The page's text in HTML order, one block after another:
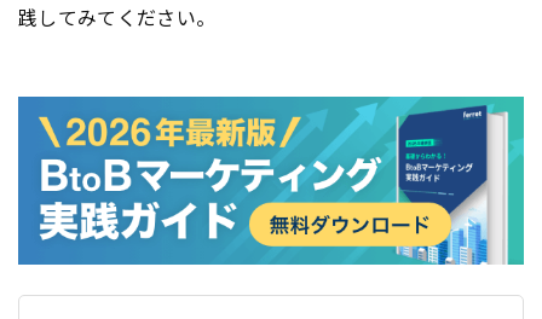
践してみてください。